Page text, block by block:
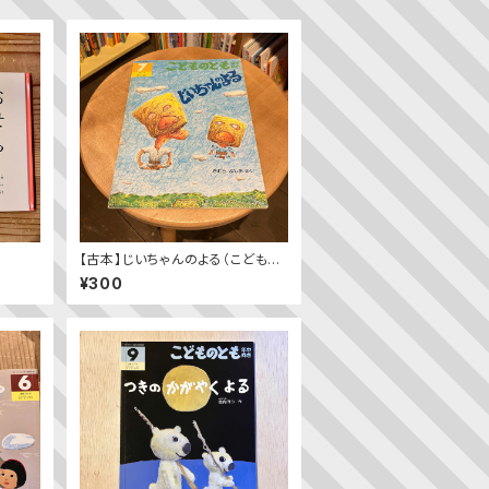
【古本】じいちゃんのよる（こどもの
とも年中向き 1995年7月号）
¥300